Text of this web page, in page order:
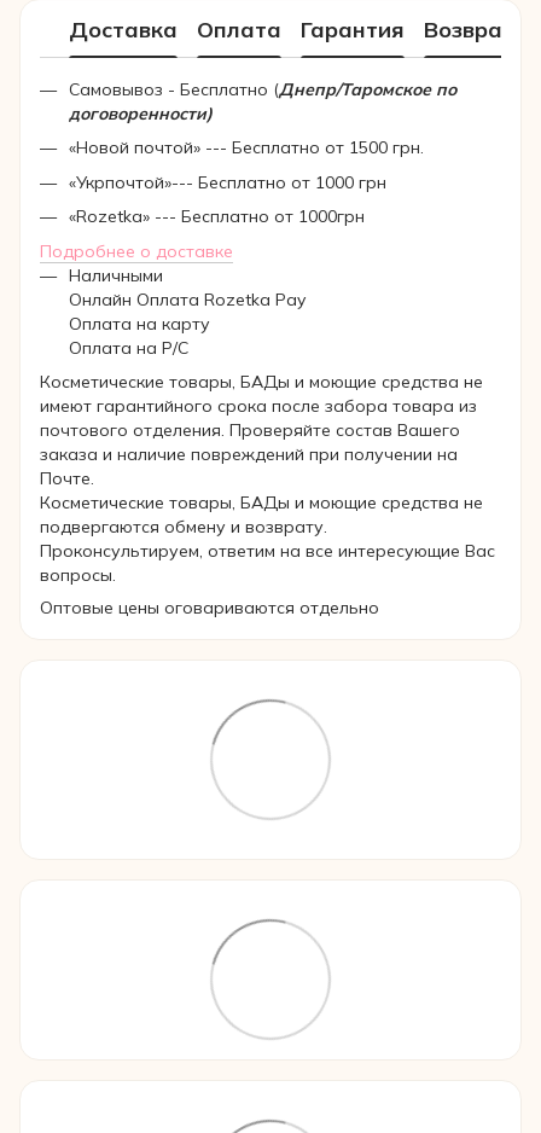
Доставка Оплата Гарантия Возврат
Самовывоз - Бесплатно (Днепр/Таромское по
договоренности)
«Новой почтой» --- Бесплатно от 1500 грн.
«Укрпочтой»--- Бесплатно от 1000 грн
«Rozetka» --- Бесплатно от 1000грн
Подробнее о доставке
Наличными
Онлайн Оплата Rozetka Pay
Оплата на карту
Оплата на Р/C
Косметические товары, БАДы и моющие средства не
имеют гарантийного срока после забора товара из
почтового отделения. Проверяйте состав Вашего
заказа и наличие повреждений при получении на
Почте.
Косметические товары, БАДы и моющие средства не
подвергаются обмену и возврату.
Проконсультируем, ответим на все интересующие Вас
вопросы.
Оптовые цены оговариваются отдельно